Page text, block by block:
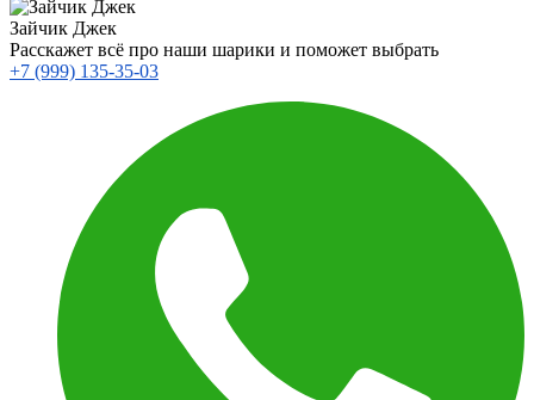
Зайчик Джек
Расскажет всё про наши шарики и поможет выбрать
+7 (999) 135-35-03